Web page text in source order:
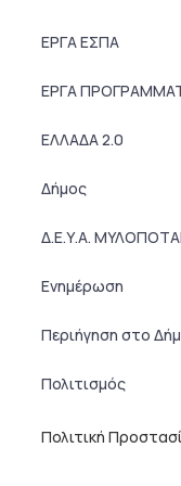
ΕΡΓΑ ΕΣΠΑ
ΕΡΓΑ
ΕΛΛΑΔΑ 2.0
Δήμος
Δ.Ε.Υ.Α.
Ενημέρωση
Περιήγηση στο
Πολιτισμός
Πολιτική